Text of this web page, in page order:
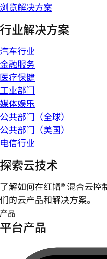
浏览解决方案
行业解决方案
汽车行业
金融服务
医疗保健
工业部门
媒体娱乐
公共部门（全球）
公共部门（美国）
电信行业
探索云技术
了解如何在红帽® 混合云
们的云产品和解决方案。
产品
平台产品